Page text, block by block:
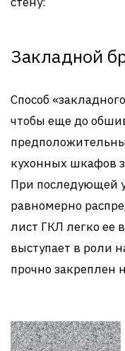
Закладной
Способ
чтобы еще до
кухонных шкафов
При последующей
равномерно
лист ГКЛ легко ее
выступает в роли
прочно закреплен